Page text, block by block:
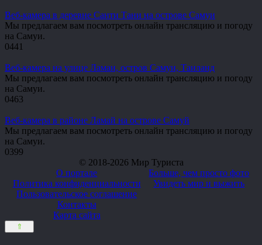
Веб-камера в деревне Санти Тани на острове Самуи
Мы предлагаем вам посмотреть онлайн трансляцию и погоду
на Самуи.
0441
Веб-камера на улице Ламаи, остров Самуи, Таиланд
Мы предлагаем вам посмотреть онлайн трансляцию и погоду
на Самуи.
0463
Веб-камера в районе Ламай на острове Самуй
Мы предлагаем вам посмотреть онлайн трансляцию и погоду
на Самуи.
0399
© 2018-2026 Мир Туриста
О портале
Политика конфиденциальности
Пользовательское соглашение
Контакты
Карта сайта
Больше, чем просто фото
Увидеть мир и выжить